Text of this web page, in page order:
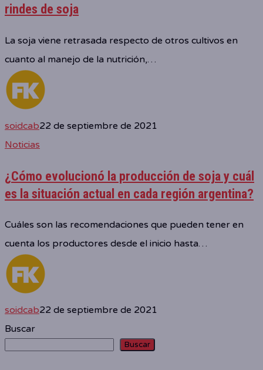
rindes de soja
La soja viene retrasada respecto de otros cultivos en
cuanto al manejo de la nutrición,…
soidcab22 de septiembre de 2021
Noticias
¿Cómo evolucionó la producción de soja y cuál
es la situación actual en cada región argentina?
Cuáles son las recomendaciones que pueden tener en
cuenta los productores desde el inicio hasta…
soidcab22 de septiembre de 2021
Buscar
Buscar